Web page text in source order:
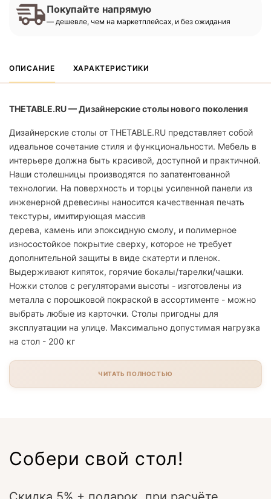
Покупайте напрямую
— дешевле, чем на маркетплейсах, и без ожидания
ОПИСАНИЕ ХАРАКТЕРИСТИКИ
THETABLE.RU — Дизайнерские столы нового поколения
Дизайнерские столы от THETABLE.RU представляет собой
идеальное сочетание стиля и функциональности. Мебель в
интерьере должна быть красивой, доступной и практичной.
Наши столешницы производятся по запатентованной
технологии. На поверхность и торцы усиленной панели из
инженерной древесины наносится качественная печать
текстуры, имитирующая массив
дерева, камень или эпоксидную смолу, и полимерное
износостойкое покрытие сверху, которое не требует
дополнительной защиты в виде скатерти и пленок.
Выдерживают кипяток, горячие бокалы/тарелки/чашки.
Ножки столов с регуляторами высоты - изготовлены из
металла с порошковой покраской в ассортименте - можно
выбрать любые из карточки. Столы пригодны для
эксплуатации на улице. Максимально допустимая нагрузка
на стол - 200 кг
ЧИТАТЬ ПОЛНОСТЬЮ
Собери свой стол!